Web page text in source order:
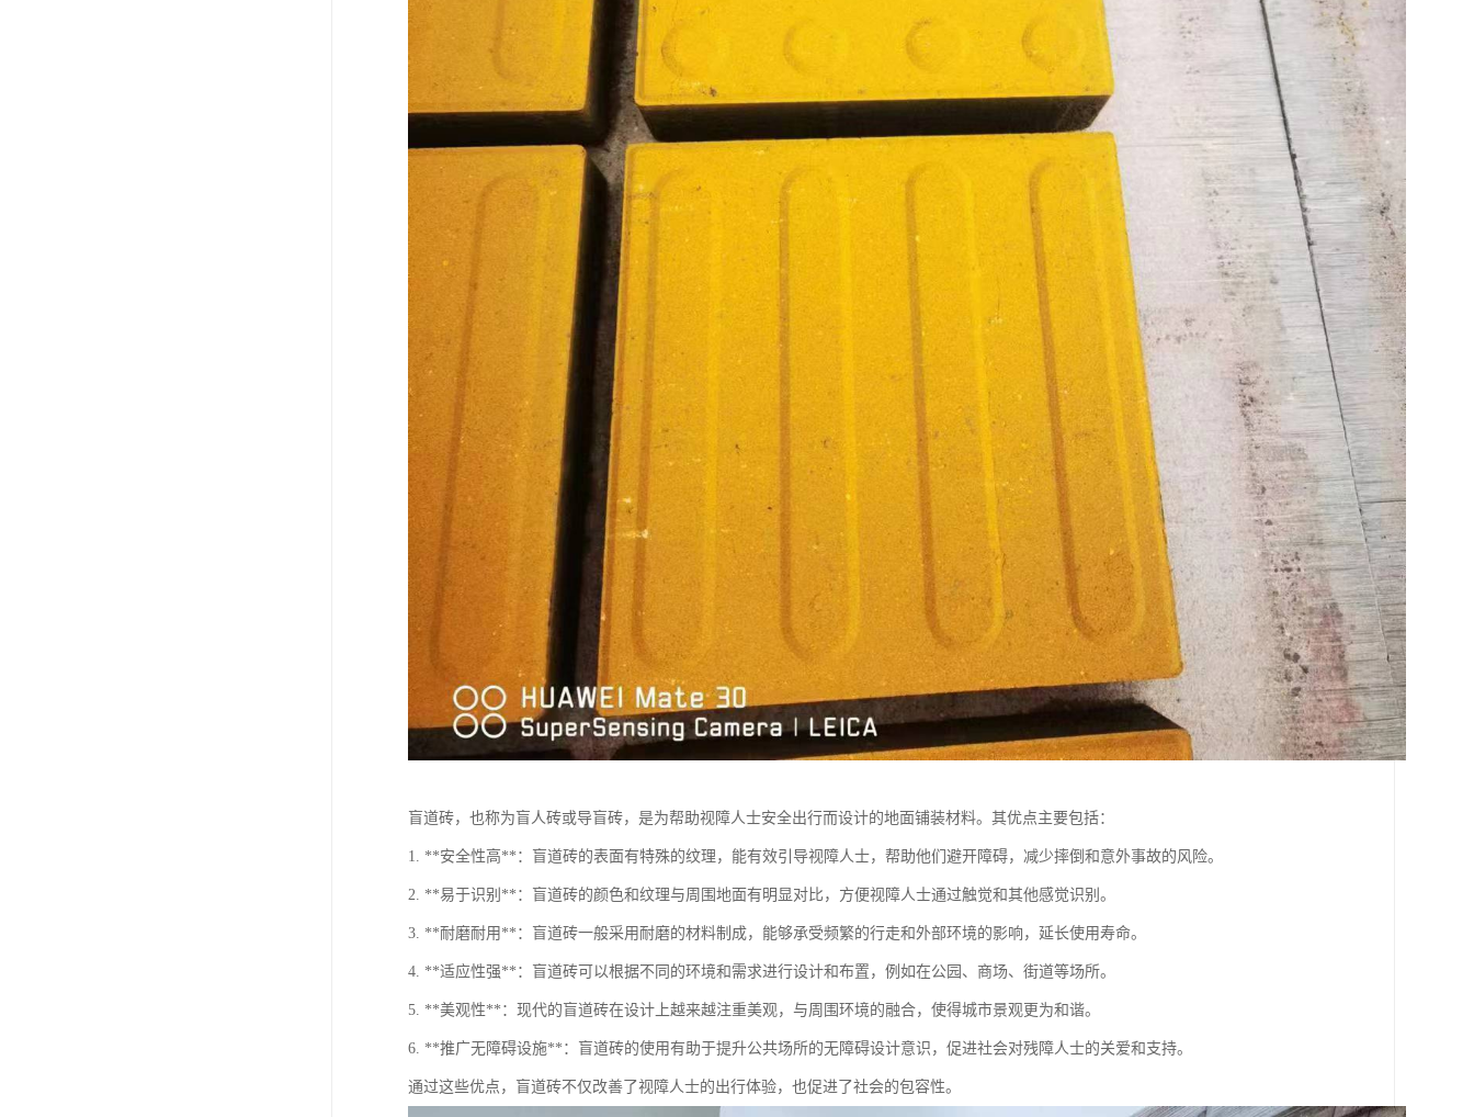
盲道砖，也称为盲人砖或导盲砖，是为帮助视障人士安全出行而设计的地面铺装材料。其优点主要包括：
1. **安全性高**：盲道砖的表面有特殊的纹理，能有效引导视障人士，帮助他们避开障碍，减少摔倒和意外事故的风险。
2. **易于识别**：盲道砖的颜色和纹理与周围地面有明显对比，方便视障人士通过触觉和其他感觉识别。
3. **耐磨耐用**：盲道砖一般采用耐磨的材料制成，能够承受频繁的行走和外部环境的影响，延长使用寿命。
4. **适应性强**：盲道砖可以根据不同的环境和需求进行设计和布置，例如在公园、商场、街道等场所。
5. **美观性**：现代的盲道砖在设计上越来越注重美观，与周围环境的融合，使得城市景观更为和谐。
6. **推广无障碍设施**：盲道砖的使用有助于提升公共场所的无障碍设计意识，促进社会对残障人士的关爱和支持。
通过这些优点，盲道砖不仅改善了视障人士的出行体验，也促进了社会的包容性。